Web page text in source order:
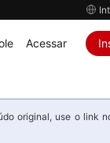
Acessar
original, use o link